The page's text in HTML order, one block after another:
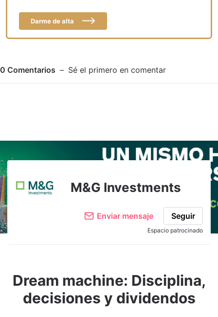
Darme de alta
0 Comentarios Sé el primero en comentar
Adjuntar imagen Comentar
M&G Investments
Enviar mensaje Seguir
Espacio patrocinado
Dream machine: Disciplina,
decisiones y dividendos